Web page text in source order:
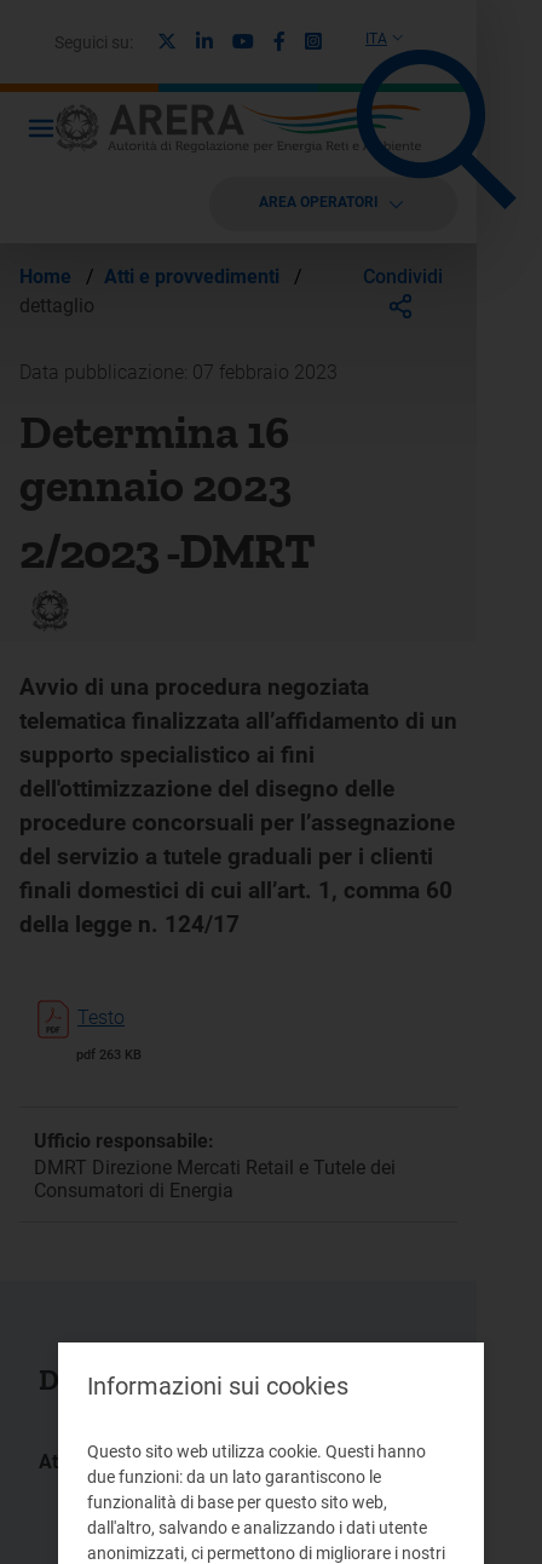
ITA
Seguici su: LinkedinYoutubeFacebook
Instagram
AREA OPERATORI
Home / Atti e provvedimenti
/
dettaglio
Condividi
Data pubblicazione: 07 febbraio 2023
Determina 16
gennaio 2023
2/2023 -DMRT
Avvio di una procedura negoziata
telematica finalizzata all’affidamento di un
supporto specialistico ai fini
dell'ottimizzazione del disegno delle
procedure concorsuali per l’assegnazione
del servizio a tutele graduali per i clienti
finali domestici di cui all’art. 1, comma 60
della legge n. 124/17
Testo
pdf 263 KB
Ufficio responsabile:
DMRT Direzione Mercati Retail e Tutele dei
Consumatori di Energia
Documenti collegati
Atti:
7/2023 -
DMRT
5/2023 -
DMRT
4/2023 -
DMRT
Informazioni sui cookies
Questo sito web utilizza cookie. Questi hanno
due funzioni: da un lato garantiscono le
funzionalità di base per questo sito web,
dall'altro, salvando e analizzando i dati utente
anonimizzati, ci permettono di migliorare i nostri